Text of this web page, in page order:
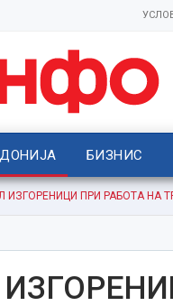
БИЗНИС
ИЗГОРЕНИЦИ ПРИ РАБОТА НА